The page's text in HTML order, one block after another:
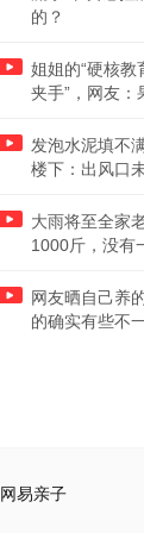
的？
姐姐的“硬核教
夹手”，网友：
发泡水泥填不
楼下：出风口
大雨将至全家
1000斤，没有
网友晒自己养
的确实有些不
网易亲子